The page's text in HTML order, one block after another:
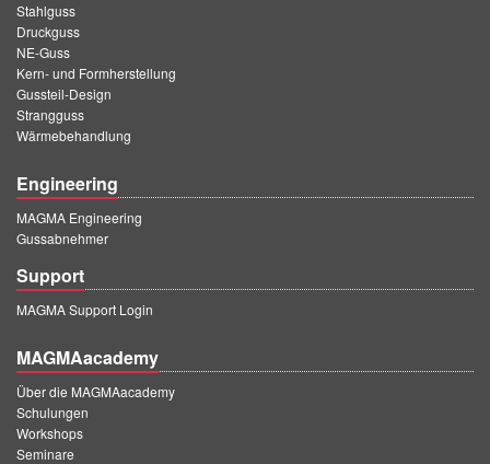
Stahlguss
Druckguss
NE-Guss
Kern- und Formherstellung
Gussteil-Design
Strangguss
Wärmebehandlung
Engineering
MAGMA Engineering
Gussabnehmer
Support
MAGMA Support Login
MAGMAacademy
Über die MAGMAacademy
Schulungen
Workshops
Seminare